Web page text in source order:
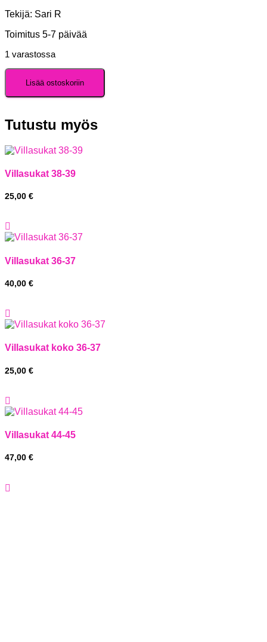
Tekijä: Sari R
Toimitus 5-7 päivää
1 varastossa
Villasukat
37
Lisää ostoskoriin
Tutustu myös
Villasukat 38-39
25,00 €
Villasukat 36-37
40,00 €
Villasukat koko 36-37
25,00 €
Villasukat 44-45
47,00 €